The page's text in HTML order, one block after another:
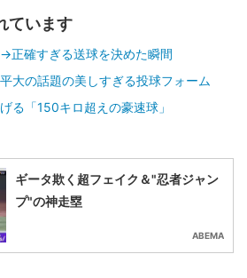
ています
→正確すぎる送球を決めた瞬間
大の話題の美しすぎる投球フォーム
る「150キロ超えの豪速球」
ギータ欺く超フェイク＆"忍者ジャン
プ"の神走塁
ABEMA